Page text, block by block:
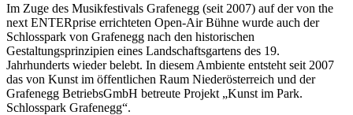
Im Zuge des Musikfestivals Grafenegg (seit 2007) auf der von the
next ENTERprise errichteten Open-Air Bühne wurde auch der
Schlosspark von Grafenegg nach den historischen
Gestaltungsprinzipien eines Landschaftsgartens des 19.
Jahrhunderts wieder belebt. In diesem Ambiente entsteht seit 2007
das von Kunst im öffentlichen Raum Niederösterreich und der
Grafenegg BetriebsGmbH betreute Projekt „Kunst im Park.
Schlosspark Grafenegg“.